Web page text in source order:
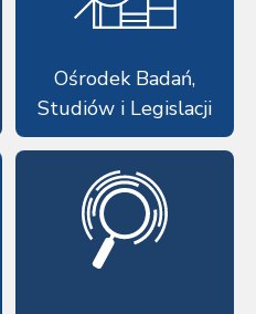
Ośrodek Badań,
Studiów i Legislacji